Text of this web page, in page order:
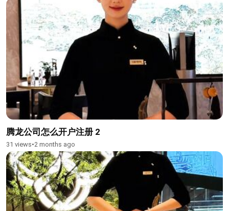
腾龙公司怎么开户注册 2
31 views•2 months ago